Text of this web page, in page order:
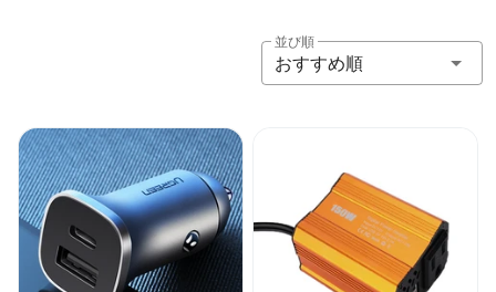
並び順
おすすめ順